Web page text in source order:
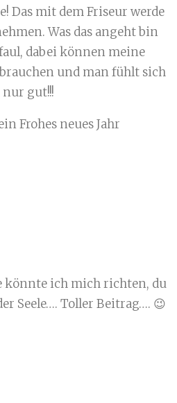
Das mit dem Friseur werde
Was das angeht bin
dabei können meine
und man fühlt sich
gut!!!
Frohes neues Jahr
könnte ich mich richten, du
Seele…. Toller Beitrag…. 😉